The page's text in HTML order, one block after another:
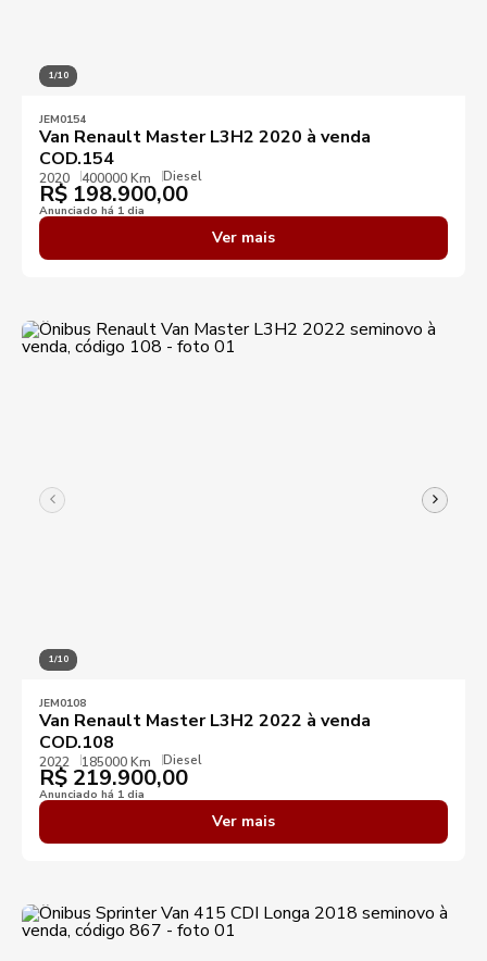
1/10
JEM0154
Van Renault Master L3H2 2020 à venda
COD.154
2020 400000 Km Diesel
R$ 198.900,00
Anunciado há 1 dia
Ver mais
1/10
JEM0108
Van Renault Master L3H2 2022 à venda
COD.108
2022 185000 Km Diesel
R$ 219.900,00
Anunciado há 1 dia
Ver mais